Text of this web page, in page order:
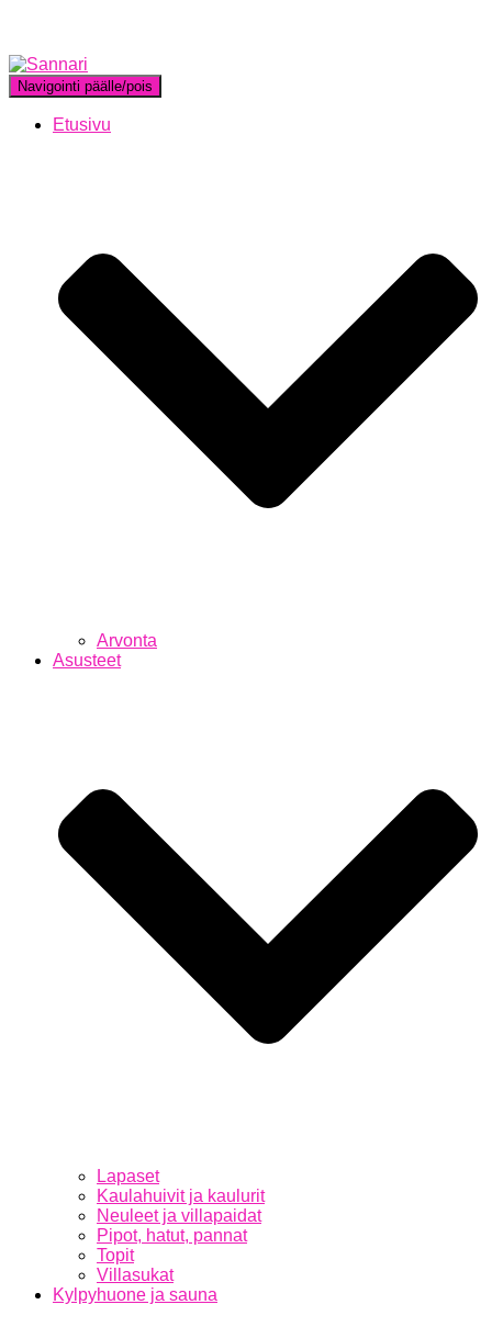
Navigointi päälle/pois
Etusivu
Arvonta
Asusteet
Lapaset
Kaulahuivit ja kaulurit
Neuleet ja villapaidat
Pipot, hatut, pannat
Topit
Villasukat
Kylpyhuone ja sauna